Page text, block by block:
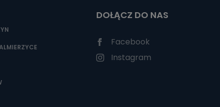
DOŁĄCZ DO NAS
Facebook
Instagram